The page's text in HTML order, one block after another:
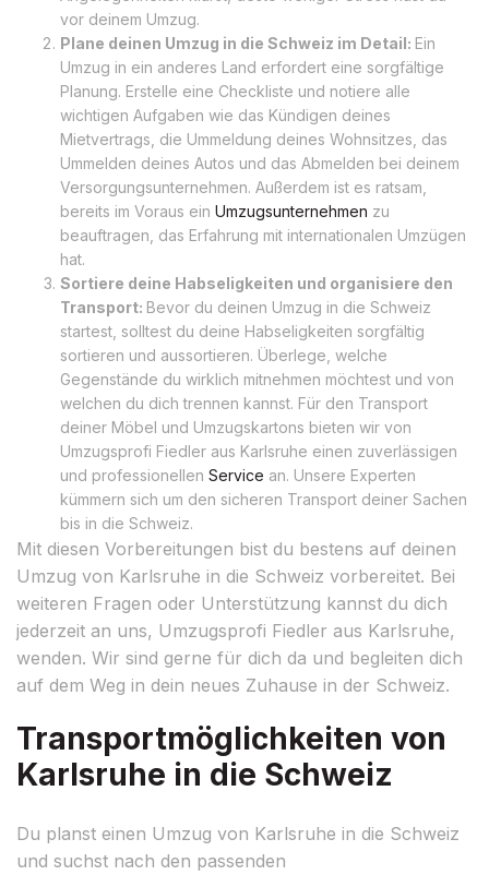
vor deinem Umzug.
Plane deinen Umzug in die Schweiz im Detail: Ein
Umzug in ein anderes Land erfordert eine sorgfältige
Planung. Erstelle eine Checkliste und notiere alle
wichtigen Aufgaben wie das Kündigen deines
Mietvertrags, die Ummeldung deines Wohnsitzes, das
Ummelden deines Autos und das Abmelden bei deinem
Versorgungsunternehmen. Außerdem ist es ratsam,
bereits im Voraus ein Umzugsunternehmen zu
beauftragen, das Erfahrung mit internationalen Umzügen
hat.
Sortiere deine Habseligkeiten und organisiere den
Transport: Bevor du deinen Umzug in die Schweiz
startest, solltest du deine Habseligkeiten sorgfältig
sortieren und aussortieren. Überlege, welche
Gegenstände du wirklich mitnehmen möchtest und von
welchen du dich trennen kannst. Für den Transport
deiner Möbel und Umzugskartons bieten wir von
Umzugsprofi Fiedler aus Karlsruhe einen zuverlässigen
und professionellen Service an. Unsere Experten
kümmern sich um den sicheren Transport deiner Sachen
bis in die Schweiz.
Mit diesen Vorbereitungen bist du bestens auf deinen
Umzug von Karlsruhe in die Schweiz vorbereitet. Bei
weiteren Fragen oder Unterstützung kannst du dich
jederzeit an uns, Umzugsprofi Fiedler aus Karlsruhe,
wenden. Wir sind gerne für dich da und begleiten dich
auf dem Weg in dein neues Zuhause in der Schweiz.
Transportmöglichkeiten von
Karlsruhe in die Schweiz
Du planst einen Umzug von Karlsruhe in die Schweiz
und suchst nach den passenden